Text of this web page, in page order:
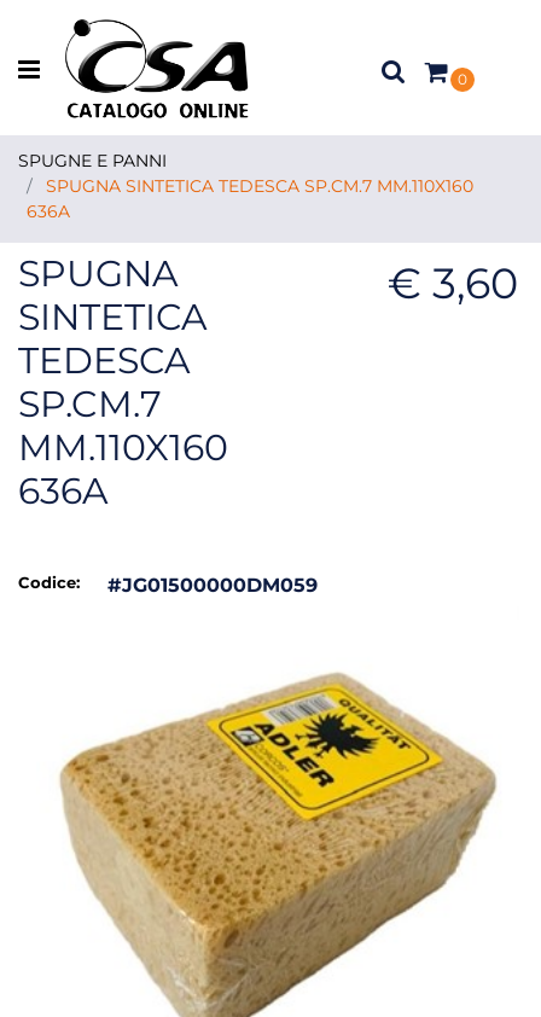
Open menu
0
SPUGNE E PANNI
SPUGNA SINTETICA TEDESCA SP.CM.7 MM.110X160
636A
SPUGNA
SINTETICA
TEDESCA
SP.CM.7
MM.110X160
636A
€ 3,60
Codice: #JG01500000DM059